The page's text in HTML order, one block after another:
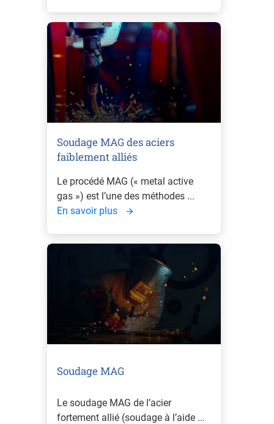
Soudage MAG des aciers
faiblement alliés
Le procédé MAG (« metal active
gas ») est l’une des méthodes ...
En savoir plus
Soudage MAG
Le soudage MAG de l’acier
fortement allié (soudage à l’aide ...